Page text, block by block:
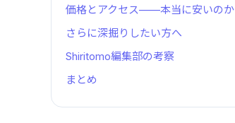
価格とアクセス——本当に安いのか
さらに深掘りしたい方へ
Shiritomo編集部の考察
まとめ